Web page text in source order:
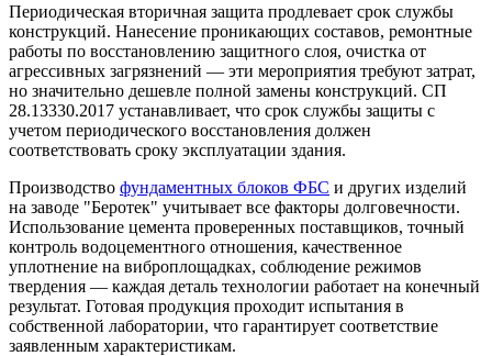
Периодическая вторичная защита продлевает срок службы
конструкций. Нанесение проникающих составов, ремонтные
работы по восстановлению защитного слоя, очистка от
агрессивных загрязнений — эти мероприятия требуют затрат,
но значительно дешевле полной замены конструкций. СП
28.13330.2017 устанавливает, что срок службы защиты с
учетом периодического восстановления должен
соответствовать сроку эксплуатации здания.
Производство фундаментных блоков ФБС и других изделий
на заводе "Беротек" учитывает все факторы долговечности.
Использование цемента проверенных поставщиков, точный
контроль водоцементного отношения, качественное
уплотнение на виброплощадках, соблюдение режимов
твердения — каждая деталь технологии работает на конечный
результат. Готовая продукция проходит испытания в
собственной лаборатории, что гарантирует соответствие
заявленным характеристикам.